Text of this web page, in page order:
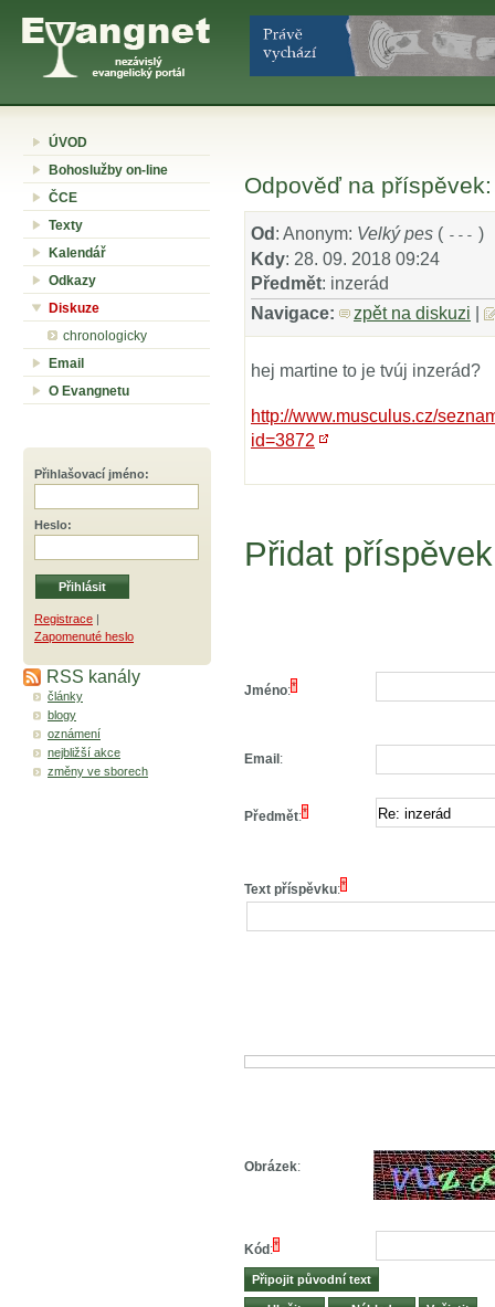
ÚVOD
Bohoslužby on-line
ČCE
Texty
Kalendář
Odkazy
Diskuze
chronologicky
Email
O Evangnetu
Přihlašovací jméno:
Heslo:
Registrace |
Zapomenuté heslo
RSS kanály
články
blogy
oznámení
nejbližší akce
změny ve sborech
Odpověď na
Od : Anonym: Velký pes ( --- )
Kdy: 28. 09. 2018 09:24
Předmět: inzerád
Navigace:
zpět na diskuzi
hej martine to je tvúj inzerád?
http://www.musculus.cz/
id=3872
Přidat
Jméno:*
Email :
Předmět:*
Text příspěvku:*
Obrázek:
Kód :*